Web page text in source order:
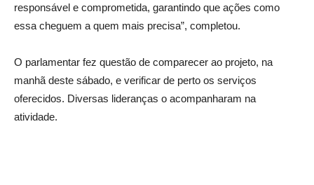
responsável e comprometida, garantindo que ações como
essa cheguem a quem mais precisa”, completou.
O parlamentar fez questão de comparecer ao projeto, na
manhã deste sábado, e verificar de perto os serviços
oferecidos. Diversas lideranças o acompanharam na
atividade.